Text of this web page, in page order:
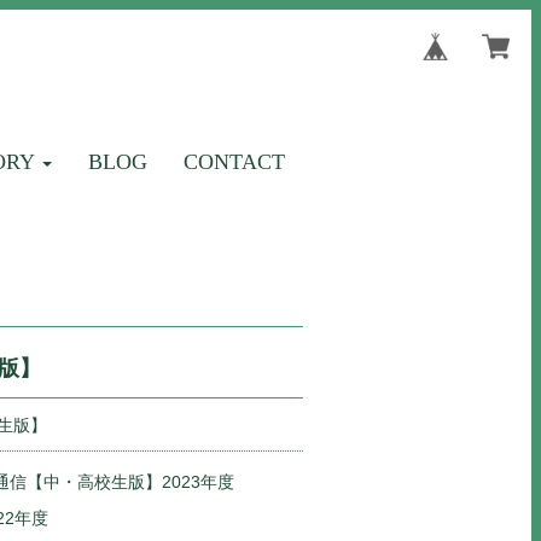
BLOG CONTACT
】
版】
信【中・高校生版】2023年度
年度